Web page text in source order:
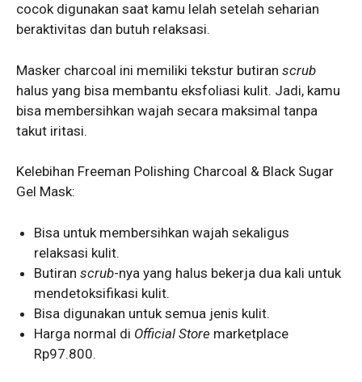
cocok digunakan saat kamu lelah setelah seharian
beraktivitas dan butuh relaksasi.
Masker charcoal ini memiliki tekstur butiran scrub
halus yang bisa membantu eksfoliasi kulit. Jadi, kamu
bisa membersihkan wajah secara maksimal tanpa
takut iritasi.
Kelebihan Freeman Polishing Charcoal & Black Sugar
Gel Mask:
Bisa untuk membersihkan wajah sekaligus
relaksasi kulit.
Butiranscrub-nya yang halus bekerja dua kali untuk
mendetoksifikasi kulit.
Bisa digunakan untuk semua jenis kulit.
Harga normal di Official Store marketplace
Rp97.800.